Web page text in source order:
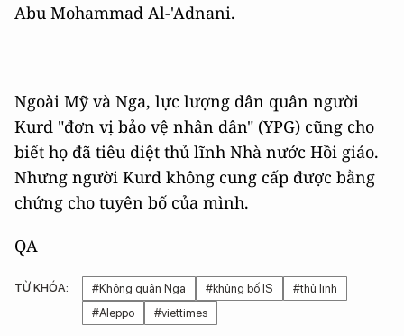
Abu Mohammad Al-'Adnani.
Ngoài Mỹ và Nga, lực lượng dân quân người
Kurd "đơn vị bảo vệ nhân dân" (YPG) cũng cho
biết họ đã tiêu diệt thủ lĩnh Nhà nước Hồi giáo.
Nhưng người Kurd không cung cấp được bằng
chứng cho tuyên bố của mình.
QA
TỪ KHÓA: #Không quân Nga #khủng bố IS
#thủ lĩnh
#Aleppo
#viettimes